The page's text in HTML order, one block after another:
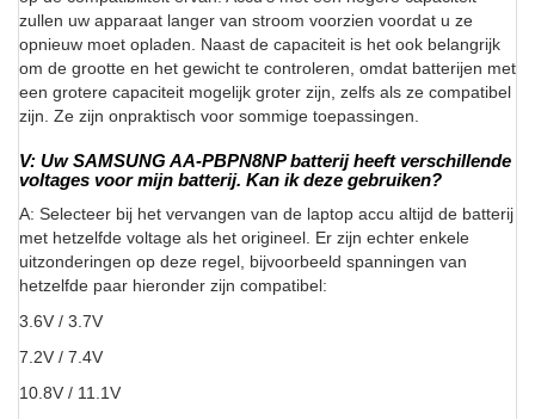
zullen uw apparaat langer van stroom voorzien voordat u ze
opnieuw moet opladen. Naast de capaciteit is het ook belangrijk
om de grootte en het gewicht te controleren, omdat batterijen met
een grotere capaciteit mogelijk groter zijn, zelfs als ze compatibel
zijn. Ze zijn onpraktisch voor sommige toepassingen.
V: Uw SAMSUNG AA-PBPN8NP batterij heeft verschillende
voltages voor mijn batterij. Kan ik deze gebruiken?
A: Selecteer bij het vervangen van de laptop accu altijd de batterij
met hetzelfde voltage als het origineel. Er zijn echter enkele
uitzonderingen op deze regel, bijvoorbeeld spanningen van
hetzelfde paar hieronder zijn compatibel:
3.6V / 3.7V
7.2V / 7.4V
10.8V / 11.1V